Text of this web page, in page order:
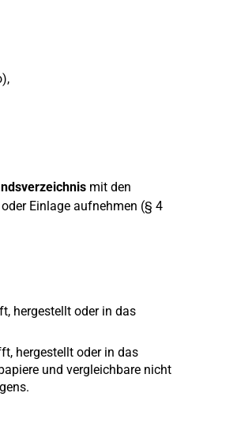
mit den
Einlage aufnehmen (§ 4
hergestellt oder in das
hergestellt oder in das
und vergleichbare nicht